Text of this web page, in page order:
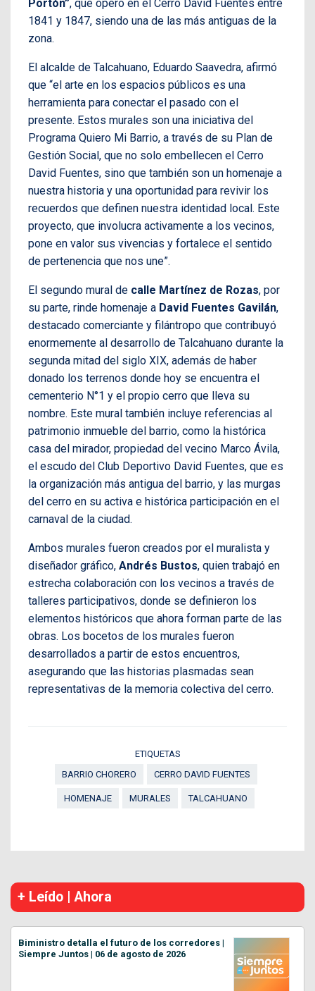
Portón”, que operó en el Cerro David Fuentes entre
1841 y 1847, siendo una de las más antiguas de la
zona.
El alcalde de Talcahuano, Eduardo Saavedra, afirmó
que “el arte en los espacios públicos es una
herramienta para conectar el pasado con el
presente. Estos murales son una iniciativa del
Programa Quiero Mi Barrio, a través de su Plan de
Gestión Social, que no solo embellecen el Cerro
David Fuentes, sino que también son un homenaje a
nuestra historia y una oportunidad para revivir los
recuerdos que definen nuestra identidad local. Este
proyecto, que involucra activamente a los vecinos,
pone en valor sus vivencias y fortalece el sentido
de pertenencia que nos une”.
El segundo mural de calle Martínez de Rozas, por
su parte, rinde homenaje a David Fuentes Gavilán,
destacado comerciante y filántropo que contribuyó
enormemente al desarrollo de Talcahuano durante la
segunda mitad del siglo XIX, además de haber
donado los terrenos donde hoy se encuentra el
cementerio N°1 y el propio cerro que lleva su
nombre. Este mural también incluye referencias al
patrimonio inmueble del barrio, como la histórica
casa del mirador, propiedad del vecino Marco Ávila,
el escudo del Club Deportivo David Fuentes, que es
la organización más antigua del barrio, y las murgas
del cerro en su activa e histórica participación en el
carnaval de la ciudad.
Ambos murales fueron creados por el muralista y
diseñador gráfico, Andrés Bustos, quien trabajó en
estrecha colaboración con los vecinos a través de
talleres participativos, donde se definieron los
elementos históricos que ahora forman parte de las
obras. Los bocetos de los murales fueron
desarrollados a partir de estos encuentros,
asegurando que las historias plasmadas sean
representativas de la memoria colectiva del cerro.
ETIQUETAS
BARRIO CHORERO
CERRO DAVID FUENTES
HOMENAJE MURALES TALCAHUANO
+ Leído | Ahora
Biministro detalla el futuro de los corredores |
Siempre Juntos | 06 de agosto de 2026